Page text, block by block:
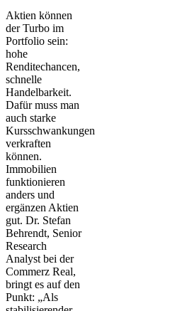
Aktien können
der Turbo im
Portfolio sein:
hohe
Renditechancen,
schnelle
Handelbarkeit.
Dafür muss man
auch starke
Kursschwankungen
verkraften
können.
Immobilien
funktionieren
anders und
ergänzen Aktien
gut. Dr. Stefan
Behrendt, Senior
Research
Analyst bei der
Commerz Real,
bringt es auf den
Punkt: „Als